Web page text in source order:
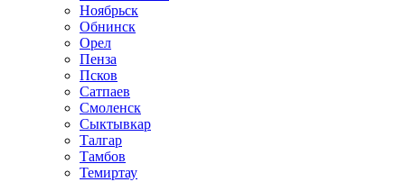
Ноябрьск
Обнинск
Орел
Пенза
Псков
Сатпаев
Смоленск
Сыктывкар
Талгар
Тамбов
Темиртау